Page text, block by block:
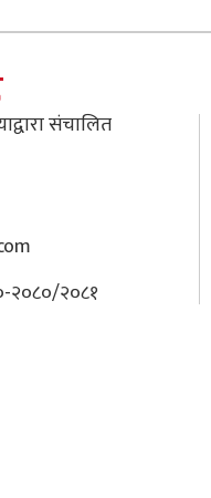
संचालित
२०८०/२०८१